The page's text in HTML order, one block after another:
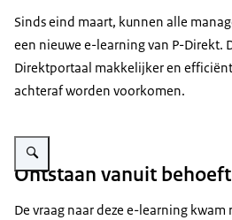
Sinds eind maart, kunnen alle
een nieuwe e-learning van P-Direkt.
Direktportaal makkelijker en
achteraf worden voorkomen.
Vergroot afbeelding e-learning P-Direkt
Ontstaan vanuit
De vraag naar deze e-learning